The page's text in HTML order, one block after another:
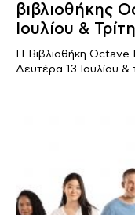
βιβλιοθήκης
Ιουλίου &
Η Βιβλιοθήκη Octave
Δευτέρα 13 Ιουλίου &